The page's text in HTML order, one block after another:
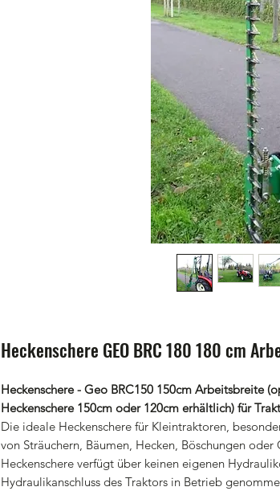
Heckenschere GEO BRC 180 180 cm
Heckenschere - Geo BRC150 150cm Arbeitsbreite
Heckenschere 150cm oder 120cm erhältlich) für
Die ideale Heckenschere für Kleintraktoren,
von Sträuchern, Bäumen, Hecken, Böschungen
Heckenschere verfügt über keinen eigenen
Hydraulikanschluss des Traktors in Betrieb